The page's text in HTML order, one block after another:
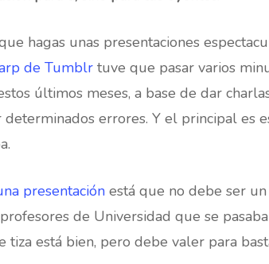
hagas unas presentaciones
de Tumblr tuve que pasar varios
últimos meses, a base de dar
errores. Y el principal es
presentación está que no debe ser
de Universidad que se
está bien, pero debe valer para